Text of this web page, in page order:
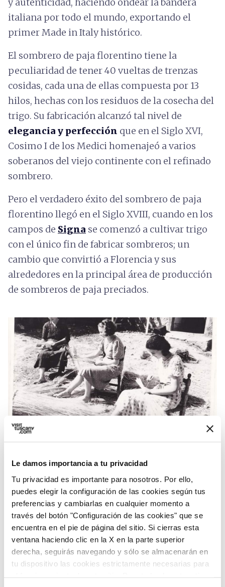
Le damos importancia a tu privacidad
Tu privacidad es importante para nosotros. Por ello,
puedes elegir la configuración de las cookies según tus
preferencias y cambiarlas en cualquier momento a
través del botón "Configuración de las cookies" que se
encuentra en el pie de página del sitio. Si cierras esta
ventana haciendo clic en la X en la parte superior
derecha, seguirás navegando y sólo se almacenarán en
tu dispositivo las cookies estrictamente necesarias para
italiana por todo el mundo, exportando el
primer Made in Italy histórico.
El sombrero de paja florentino tiene la
peculiaridad de tener 40 vueltas de trenzas
cosidas, cada una de ellas compuesta por 13
hilos, hechas con los residuos de la cosecha del
trigo. Su fabricación alcanzó tal nivel de
elegancia y perfección que en el Siglo XVI,
Cosimo I de los Medici homenajeó a varios
soberanos del viejo continente con el refinado
sombrero.
Pero el verdadero éxito del sombrero de paja
florentino llegó en el Siglo XVIII, cuando en los
campos de Signa se comenzó a cultivar trigo
con el único fin de fabricar sombreros; un
cambio que convirtió a Florencia y sus
alrededores en la principal área de producción
de sombreros de paja preciados.
Michelacci
Una producción tan famosa que el dramaturgo
francés Eugène Labiche se inspiró en el famoso
sombrero para su farsa teatralUn chapeau de
paille d'Italie, escrita a mediados del Siglo XIX y
convertida en ópera en el 1945, gracias al
maestro Nino Rota.